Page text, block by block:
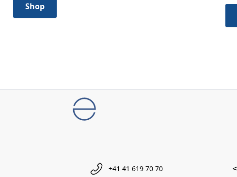
Shop
+41 41 619 70 70